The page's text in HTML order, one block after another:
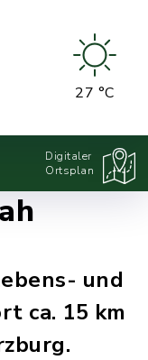
27 °C
Digitaler
Ortsplan
und
ca. 15 km